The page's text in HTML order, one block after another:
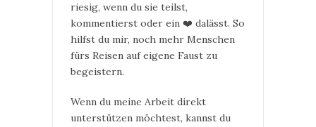
riesig, wenn du sie teilst,
kommentierst oder ein ❤️ dalässt. So
hilfst du mir, noch mehr Menschen
fürs Reisen auf eigene Faust zu
begeistern.
Wenn du meine Arbeit direkt
unterstützen möchtest, kannst du